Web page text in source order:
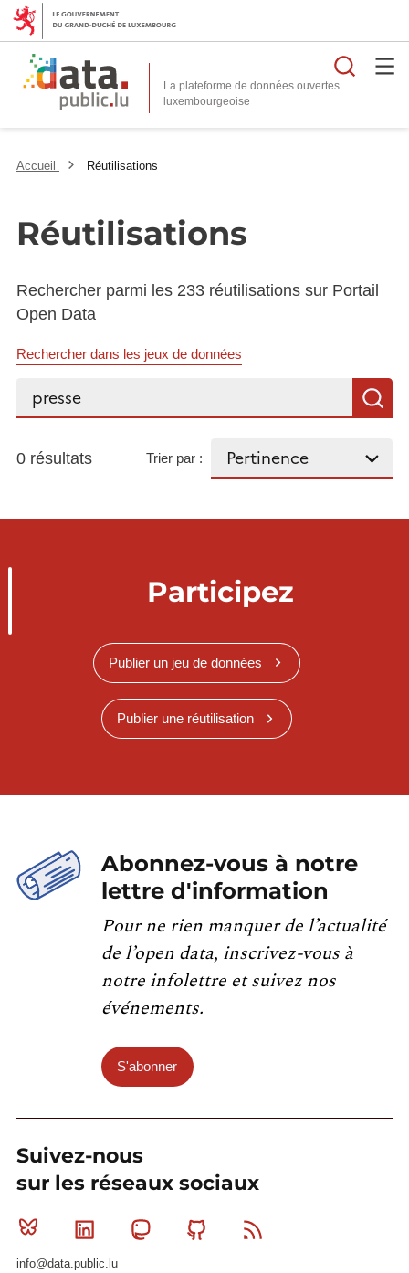
La plateforme de données ouvertes
Accueil Réutilisations
Réutilisations
Rechercher parmi les 233 réutilisations sur Portail
Open Data
Rechercher dans les jeux de données
0 résultats Trier par :
Participez
Publier un jeu de données
Publier une réutilisation
Abonnez-vous à notre
lettre d'information
Pour ne rien manquer de l’actualité
de l’open data, inscrivez-vous à
notre infolettre et suivez nos
événements.
S'abonner
Suivez-nous
sur les réseaux sociaux
Bluesky Linkedin MastodonGithub
info@data.public.lu